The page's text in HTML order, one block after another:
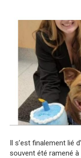
Il s’est finalement lié
souvent été ramené à